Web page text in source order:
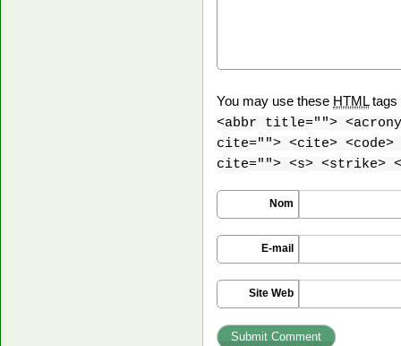
You may use these HTMLtags
<abbr title="">
cite=""> <cite> <code>
cite=""> <s> <strike>
Nom
E-mail
Site Web